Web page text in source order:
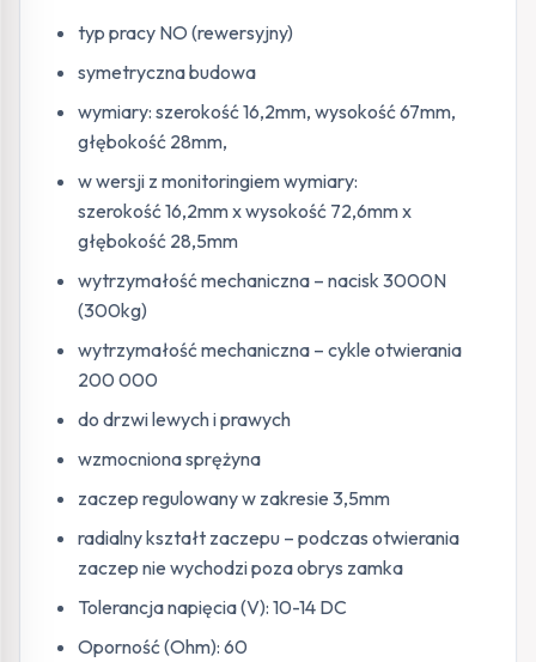
typ pracy NO (rewersyjny)
symetryczna budowa
wymiary: szerokość 16,2mm, wysokość 67mm,
głębokość 28mm,
w wersji z monitoringiem wymiary:
szerokość 16,2mm x wysokość 72,6mm x
głębokość 28,5mm
wytrzymałość mechaniczna – nacisk 3000N
(300kg)
wytrzymałość mechaniczna – cykle otwierania
200 000
do drzwi lewych i prawych
wzmocniona sprężyna
zaczep regulowany w zakresie 3,5mm
radialny kształt zaczepu – podczas otwierania
zaczep nie wychodzi poza obrys zamka
Tolerancja napięcia (V): 10-14 DC
Oporność (Ohm): 60